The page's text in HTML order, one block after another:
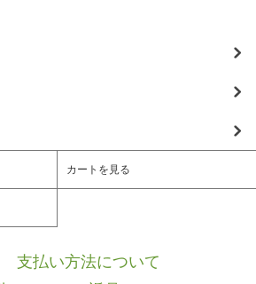
カートを見る
支払い方法について